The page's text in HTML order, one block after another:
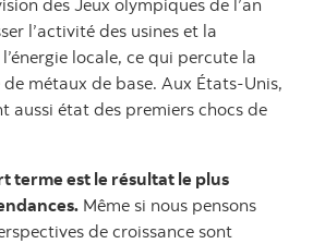
des Jeux olympiques de l’an
l’activité des usines et la
locale, ce qui percute la
métaux de base. Aux États-Unis,
aussi état des premiers chocs de
terme est le résultat le plus
Même si nous pensons
de croissance sont